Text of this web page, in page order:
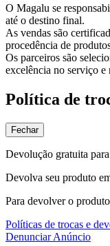
O Magalu se
até o destino final.
As vendas são
procedência de
Os parceiros são
excelência no serviço e
Política de
Fechar
Devolução gratuita
Devolva seu produto
Para devolver o
Políticas de trocas e
Denunciar Anúncio